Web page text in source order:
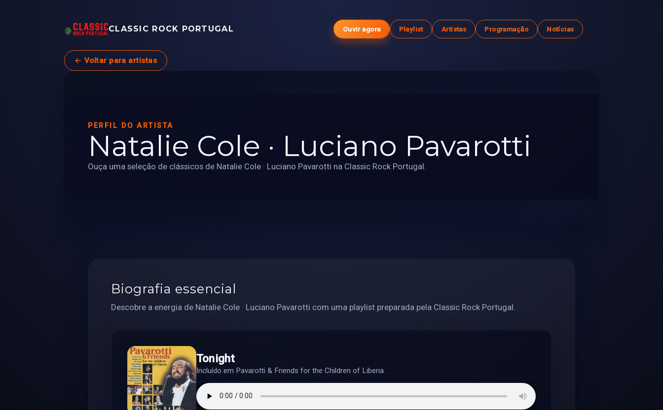
CLASSIC ROCK PORTUGAL Ouvir agora Playlist Artistas Programação Notícias
← Voltar para artistas
PERFIL DO ARTISTA
Natalie Cole · Luciano Pavarotti
Ouça uma seleção de clássicos de Natalie Cole · Luciano Pavarotti na Classic Rock Portugal.
Biografia essencial
Descobre a energia de Natalie Cole · Luciano Pavarotti com uma playlist preparada pela Classic Rock Portugal.
Tonight
Incluído em Pavarotti & Friends for the Children of Liberia.